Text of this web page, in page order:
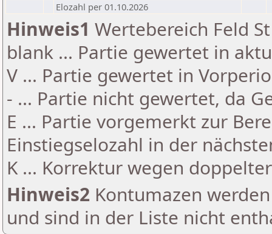
Elozahl per 01.10.2026
Hinweis1 Wertebereich Feld
blank ... Partie gewertet in
V ... Partie gewertet in
- ... Partie nicht gewertet, da
E ... Partie vorgemerkt zur
Einstiegselozahl in der
K ... Korrektur wegen
Hinweis2 Kontumazen
und sind in der Liste nicht